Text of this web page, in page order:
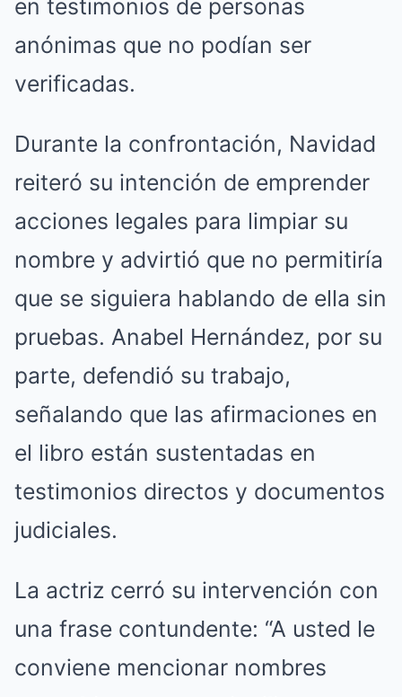
en testimonios de personas
anónimas que no podían ser
verificadas.
Durante la confrontación, Navidad
reiteró su intención de emprender
acciones legales para limpiar su
nombre y advirtió que no permitiría
que se siguiera hablando de ella sin
pruebas. Anabel Hernández, por su
parte, defendió su trabajo,
señalando que las afirmaciones en
el libro están sustentadas en
testimonios directos y documentos
judiciales.
La actriz cerró su intervención con
una frase contundente: “A usted le
conviene mencionar nombres